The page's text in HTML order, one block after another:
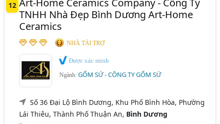
12
TNHH Nhà Đẹp Bình Dương Art-Home
Ceramics
NHÀ TÀI TRỢ
Được xác minh
Ngành:GỐM SỨ - CÔNG TY GỐM SỨ
Số 36 Đại Lộ Bình Dương, Khu Phố Bình Hòa, Phường
Lái Thiêu, Thành Phố Thuận An, Bình Dương